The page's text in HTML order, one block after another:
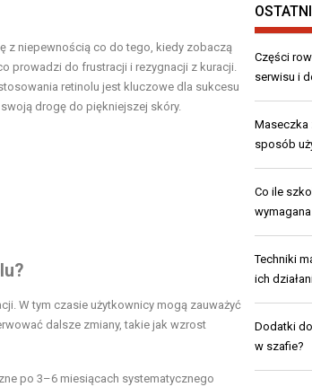
z niepewnością co do tego, kiedy zobaczą
prowadzi do frustracji i rezygnacji z kuracji.
retinolu jest kluczowe dla sukcesu
drogę do piękniejszej skóry.
W tym czasie użytkownicy mogą zauważyć
dalsze zmiany, takie jak wzrost
po 3–6 miesiącach systematycznego
Części
serwisu i
Maseczka
sposób
Co ile
Techniki
ich
Dodatki
w szafie?